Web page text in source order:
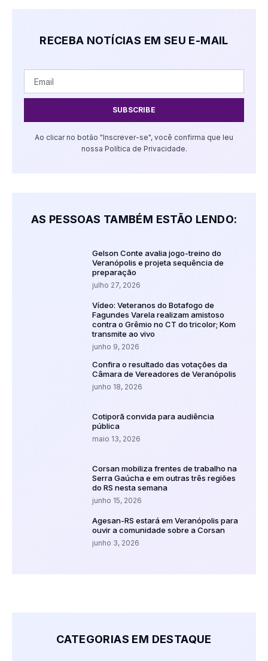
RECEBA NOTÍCIAS EM SEU E-MAIL
SUBSCRIBE
Ao clicar no botão "Inscrever-se", você confirma que leu
nossa Política de Privacidade.
AS PESSOAS TAMBÉM ESTÃO LENDO:
Gelson Conte avalia jogo-treino do
Veranópolis e projeta sequência de
preparação
julho 27, 2026
Vídeo: Veteranos do Botafogo de
Fagundes Varela realizam amistoso
contra o Grêmio no CT do tricolor; Kom
transmite ao vivo
junho 9, 2026
Confira o resultado das votações da
Câmara de Vereadores de Veranópolis
junho 18, 2026
Cotiporã convida para audiência
pública
maio 13, 2026
Corsan mobiliza frentes de trabalho na
Serra Gaúcha e em outras três regiões
do RS nesta semana
junho 15, 2026
Agesan-RS estará em Veranópolis para
ouvir a comunidade sobre a Corsan
junho 3, 2026
CATEGORIAS EM DESTAQUE